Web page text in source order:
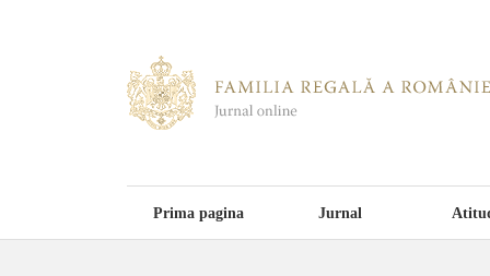
Prima pagina Jurnal